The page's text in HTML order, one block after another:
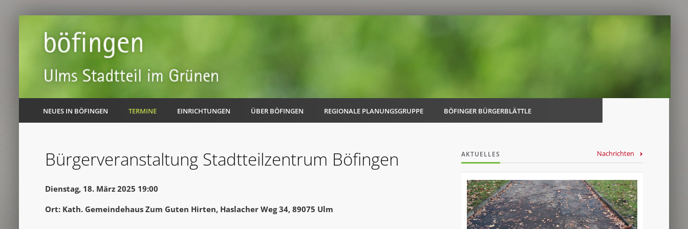
NEUES IN BÖFINGEN TERMINE EINRICHTUNGEN ÜBER BÖFINGEN REGIONALE PLANUNGSGRUPPE BÖFINGER BÜRGERBLÄTTLE
Bürgerveranstaltung Stadtteilzentrum Böfingen
Dienstag, 18. März 2025 19:00
Ort: Kath. Gemeindehaus Zum Guten Hirten, Haslacher Weg 34, 89075 Ulm
AKTUELLES Nachrichten